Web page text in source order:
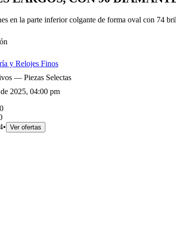
en la parte inferior colgante de forma oval con 74
y Relojes Finos
— Piezas Selectas
2025, 04:00 pm
• Ver ofertas